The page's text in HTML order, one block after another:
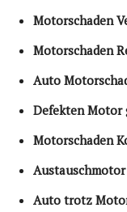
Motorschaden
Motorschaden
Auto
Defekten Motor
Motorschaden
Auto trotz